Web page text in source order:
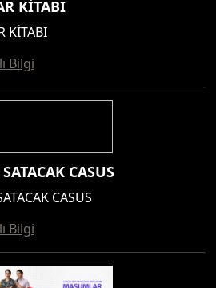
KİTABI
KİTABI
Bilgi
CASUS
CASUS
Bilgi